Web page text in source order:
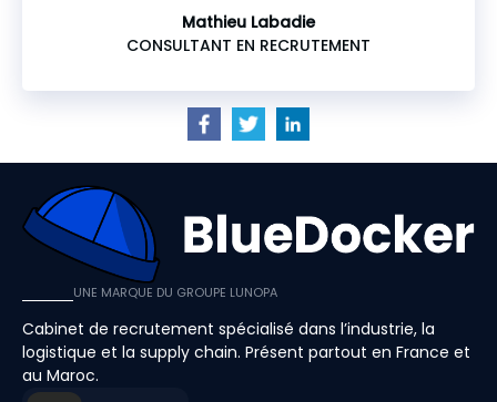
Mathieu Labadie
CONSULTANT EN RECRUTEMENT
UNE MARQUE DU GROUPE LUNOPA
Cabinet de recrutement spécialisé dans l’industrie, la
logistique et la supply chain. Présent partout en France et
au Maroc.